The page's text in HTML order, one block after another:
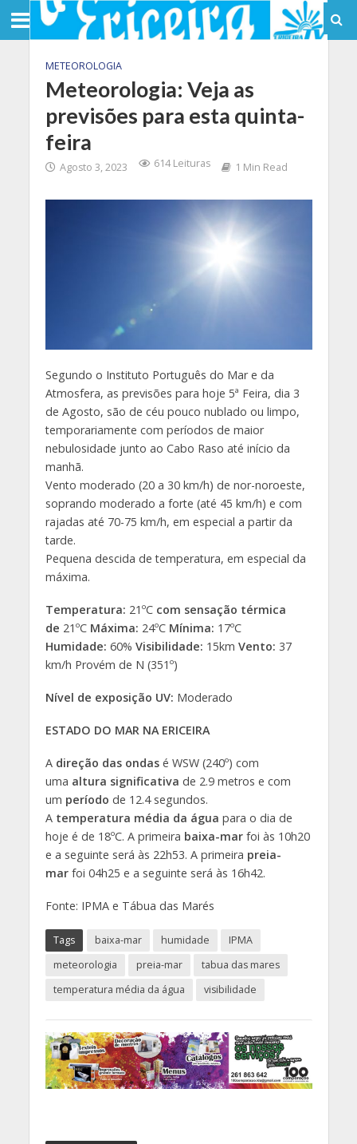
METEOROLOGIA
Meteorologia: Veja as
previsões para esta quinta-
feira
Agosto 3, 2023 614 Leituras 1 Min Read
Segundo o Instituto Português do Mar e da
Atmosfera, as previsões para hoje 5ª Feira, dia 3
de Agosto, são de céu pouco nublado ou limpo,
temporariamente com períodos de maior
nebulosidade junto ao Cabo Raso até início da
manhã.
Vento moderado (20 a 30 km/h) de nor-noroeste,
soprando moderado a forte (até 45 km/h) e com
rajadas até 70-75 km/h, em especial a partir da
tarde.
Pequena descida de temperatura, em especial da
máxima.
Temperatura: 21ºC com sensação térmica
de 21ºC Máxima: 24ºC Mínima: 17ºC
Humidade: 60% Visibilidade: 15km Vento: 37
km/h Provém de N (351º)
Nível de exposição UV: Moderado
ESTADO DO MAR NA ERICEIRA
A direção das ondasé WSW (240º) com
uma altura significativa de 2.9 metros e com
um período de 12.4 segundos.
A temperatura média da água para o dia de
hoje é de 18ºC. A primeira baixa-marfoi às 10h20
e a seguinte será às 22h53. A primeira preia-
marfoi 04h25 e a seguinte será às 16h42.
Fonte: IPMA e Tábua das Marés
Tags baixa-mar humidade
IPMA
meteorologia
preia-mar
tabua das mares
temperatura média da água
visibilidade